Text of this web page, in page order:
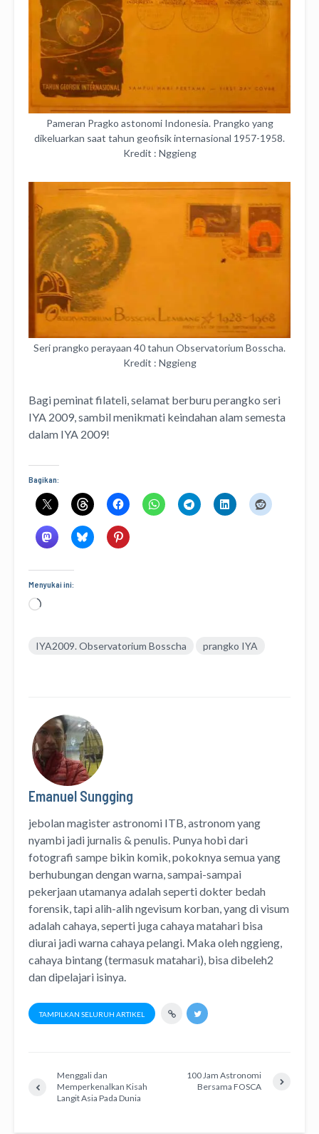
Pameran Pragko astonomi Indonesia. Prangko yang
dikeluarkan saat tahun geofisik internasional 1957-1958.
Kredit : Nggieng
Seri prangko perayaan 40 tahun Observatorium Bosscha.
Kredit : Nggieng
Bagi peminat filateli, selamat berburu perangko seri
IYA 2009, sambil menikmati keindahan alam semesta
dalam IYA 2009!
Bagikan:
Menyukai ini:
Memuat...
IYA2009. Observatorium Bosscha prangko IYA
Emanuel Sungging
jebolan magister astronomi ITB, astronom yang
nyambi jadi jurnalis & penulis. Punya hobi dari
fotografi sampe bikin komik, pokoknya semua yang
berhubungan dengan warna, sampai-sampai
pekerjaan utamanya adalah seperti dokter bedah
forensik, tapi alih-alih ngevisum korban, yang di visum
adalah cahaya, seperti juga cahaya matahari bisa
diurai jadi warna cahaya pelangi. Maka oleh nggieng,
cahaya bintang (termasuk matahari), bisa dibeleh2
dan dipelajari isinya.
TAMPILKAN SELURUH ARTIKEL
Menggali dan
Memperkenalkan Kisah
Langit Asia Pada Dunia
100 Jam Astronomi
Bersama FOSCA